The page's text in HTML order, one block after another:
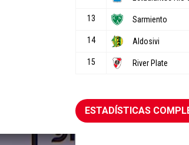
ESTADÍSTICAS